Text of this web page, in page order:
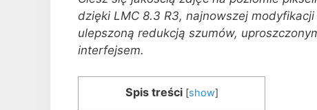
dzięki LMC 8.3 R3, najnowszej
ulepszoną redukcją szumów,
interfejsem.
Spis treści [show]